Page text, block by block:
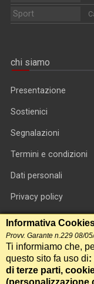
Sport
chi siamo
Presentazione
Sostienici
Segnalazioni
Termini e condizioni
Dati personali
Privacy policy
Informativa cookie
RSS feed
RSS Top News
Contatti
Informativa
Provv. Garante n.229 08/
Ti informiamo che,
questo sito fa uso di:
di terze parti,
(personalizzazione